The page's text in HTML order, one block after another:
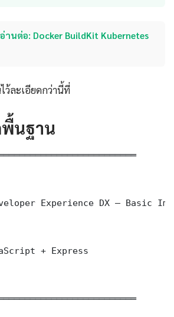
อ่านต่อ: Docker BuildKit Kubernetes
ว้ละเอียดกว่านี้ที่
พื้นฐาน
Experience DX — Basic
+ Express